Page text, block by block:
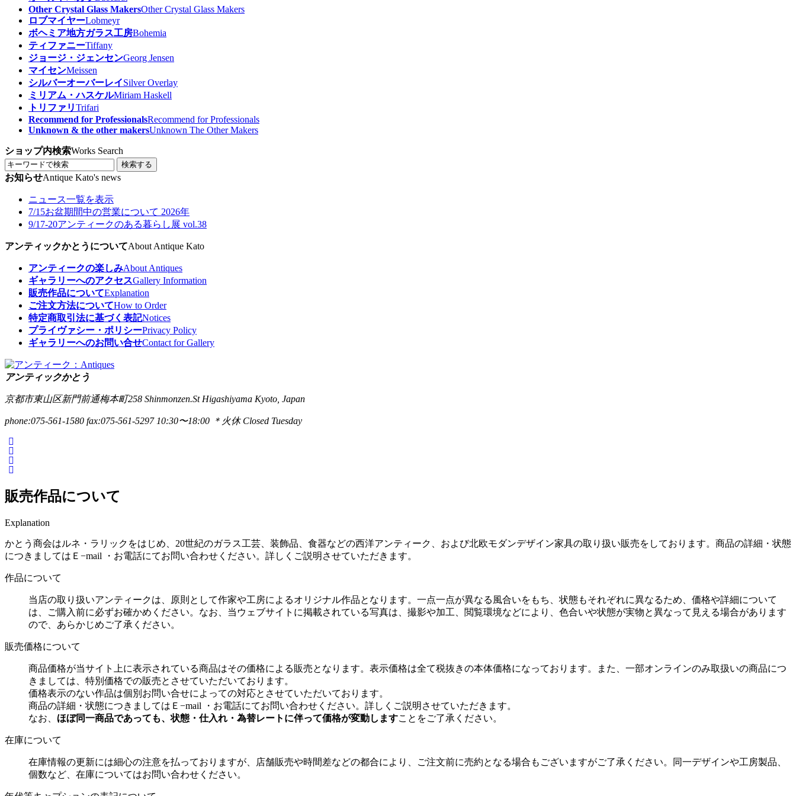
Other Crystal Glass MakersOther Crystal Glass Makers
ロブマイヤーLobmeyr
ボヘミア地方ガラス工房Bohemia
ティファニーTiffany
ジョージ・ジェンセンGeorg Jensen
マイセンMeissen
シルバーオーバーレイSilver Overlay
ミリアム・ハスケルMiriam Haskell
トリファリTrifari
Recommend for ProfessionalsRecommend for Professionals
Unknown & the other makersUnknown The Other Makers
ショップ内検索Works Search
検索する
お知らせAntique Kato's news
ニュース一覧を表示
7/15お盆期間中の営業について 2026年
9/17-20アンティークのある暮らし展 vol.38
アンティックかとうについてAbout Antique Kato
アンティークの楽しみAbout Antiques
ギャラリーへのアクセスGallery Information
販売作品についてExplanation
ご注文方法についてHow to Order
特定商取引法に基づく表記Notices
プライヴァシー・ポリシーPrivacy Policy
ギャラリーへのお問い合せContact for Gallery
アンティックかとう
京都市東山区新門前通梅本町258 Shinmonzen.St Higashiyama Kyoto, Japan
phone:075-561-1580 fax:075-561-5297 10:30〜18:00 ＊火休 Closed Tuesday
販売作品について
Explanation
かとう商会はルネ・ラリックをはじめ、20世紀のガラス工芸、装飾品、食器などの西洋アンティーク、および北欧モダンデザイン家具の取り扱い販売をしております。商品の詳細・状態
につきましてはＥ−mail ・お電話にてお問い合わせください。詳しくご説明させていただきます。
作品について
当店の取り扱いアンティークは、原則として作家や工房によるオリジナル作品となります。一点一点が異なる風合いをもち、状態もそれぞれに異なるため、価格や詳細について
は、ご購入前に必ずお確かめください。なお、当ウェブサイトに掲載されている写真は、撮影や加工、閲覧環境などにより、色合いや状態が実物と異なって見える場合があります
ので、あらかじめご了承ください。
販売価格について
商品価格が当サイト上に表示されている商品はその価格による販売となります。表示価格は全て税抜きの本体価格になっております。また、一部オンラインのみ取扱いの商品につ
きましては、特別価格での販売とさせていただいております。
価格表示のない作品は個別お問い合せによっての対応とさせていただいております。
商品の詳細・状態につきましてはＥ−mail ・お電話にてお問い合わせください。詳しくご説明させていただきます。
なお、 ほぼ同一商品であっても、状態・仕入れ・為替レートに伴って価格が変動しますことをご了承ください。
在庫について
在庫情報の更新には細心の注意を払っておりますが、店舗販売や時間差などの都合により、ご注文前に売約となる場合もございますがご了承ください。同一デザインや工房製品、
個数など、在庫についてはお問い合わせください。